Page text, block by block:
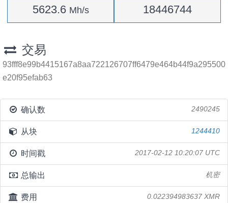
5623.6 Mh/s 18446744
交易
93fff8e99b4415167a8aa722126707ff6479e464b44f9a295500
e20f95efab63
确认数 2490245
从块 1244410
时间戳 2017-02-12 10:20:07 UTC
总输出 机密
费用 0.022394983637 XMR